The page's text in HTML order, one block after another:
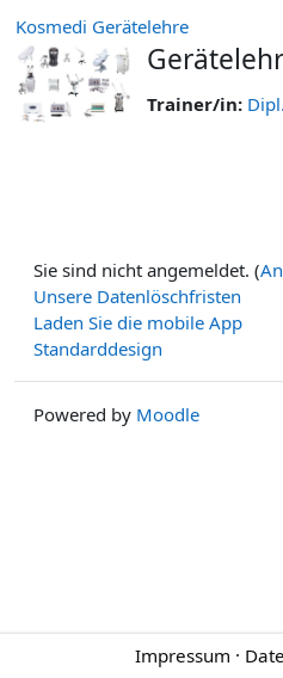
Kosmedi Gerätelehre
Trainer/in:
Sie sind nicht angemeldet. (
Unsere Datenlöschfristen
Laden Sie die mobile App
Standarddesign
Powered by Moodle
Impressum ·